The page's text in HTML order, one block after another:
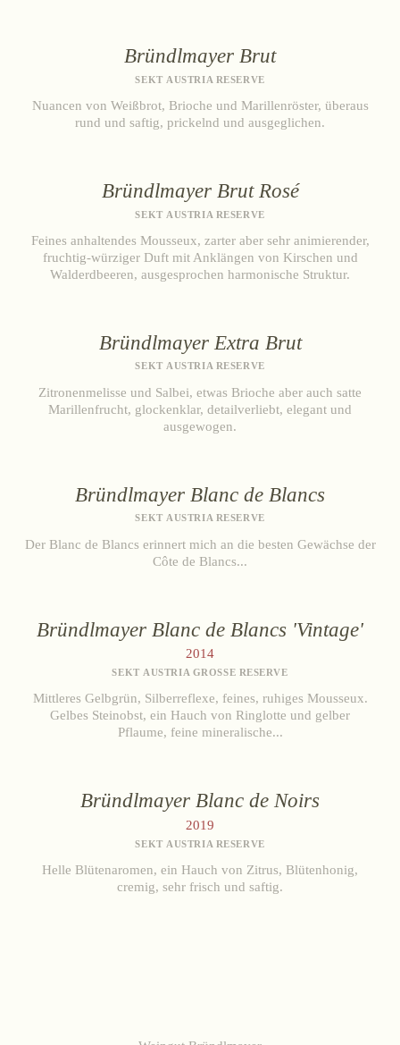
Bründlmayer Brut
SEKT AUSTRIA RESERVE
Nuancen von Weißbrot, Brioche und Marillenröster, überaus
rund und saftig, prickelnd und ausgeglichen.
Bründlmayer Brut Rosé
SEKT AUSTRIA RESERVE
Feines anhaltendes Mousseux, zarter aber sehr animierender,
fruchtig-würziger Duft mit Anklängen von Kirschen und
Walderdbeeren, ausgesprochen harmonische Struktur.
Bründlmayer Extra Brut
SEKT AUSTRIA RESERVE
Zitronenmelisse und Salbei, etwas Brioche aber auch satte
Marillenfrucht, glockenklar, detailverliebt, elegant und
ausgewogen.
Bründlmayer Blanc de Blancs
SEKT AUSTRIA RESERVE
Der Blanc de Blancs erinnert mich an die besten Gewächse der
Côte de Blancs...
Bründlmayer Blanc de Blancs 'Vintage'
2014
SEKT AUSTRIA GROSSE RESERVE
Mittleres Gelbgrün, Silberreflexe, feines, ruhiges Mousseux.
Gelbes Steinobst, ein Hauch von Ringlotte und gelber
Pflaume, feine mineralische...
Bründlmayer Blanc de Noirs
2019
SEKT AUSTRIA RESERVE
Helle Blütenaromen, ein Hauch von Zitrus, Blütenhonig,
cremig, sehr frisch und saftig.